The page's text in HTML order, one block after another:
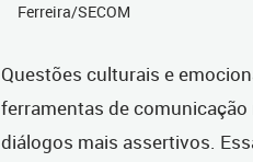
Ferreira/SECOM
Questões culturais e
ferramentas de
diálogos mais assertivos.